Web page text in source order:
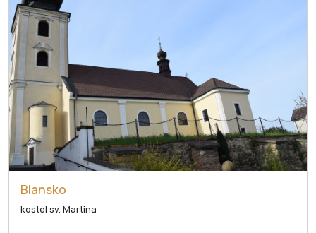
Blansko
kostel sv. Martina